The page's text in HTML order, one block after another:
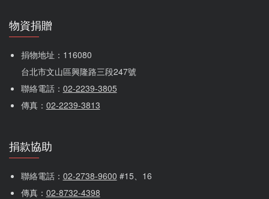
物資捐贈
捐物地址：116080
台北市文山區興隆路三段247號
聯絡電話： 02-2239-3805
傳真： 02-2239-3813
捐款協助
聯絡電話： 02-2738-9600 #15、16
傳真： 02-8732-4398